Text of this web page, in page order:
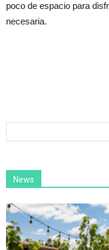
poco de espacio para
necesaria.
News